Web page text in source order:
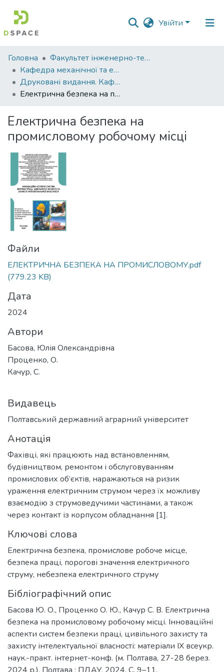
Увійти
Фонди
та
зібрання
Пошук за критеріями
Статистика
Головна
Факультет інженерно-технологічний
Кафедра механічної та електричної інженерії
Друковані видання. Кафедра механічної та електричної інженерії
Електрична безпека на промисловому робочому місці
Електрична безпека на
промисловому робочому місці
Файли
ЕЛЕКТРИЧНА БЕЗПЕКА НА ПРОМИСЛОВОМУ.pdf
(779.23 KB)
Дата
2024
Автори
Басова, Юлія Олександрівна
Проценко, О.
Качур, С.
Видавець
Полтавський державний аграрний університет
Анотація
Фахівці, які працюють над встановленням,
будівництвом, ремонтом і обслуговуванням
промислових об’єктів, наражаються на ризик
ураження електричним струмом через їх можливу
взаємодію з струмоведучими частинами, а також
через контакт із корпусом обладнання [1].
Ключові слова
Електрична безпека, промислове робоче місце,
безпека праці, порогові значення електричного
струму, небезпека електричного струму
Бібліографічний опис
Басова Ю. О., Проценко О. Ю., Качур С. В. Електрична
безпека на промисловому робочому місці. Інноваційні
аспекти систем безпеки праці, цивільного захисту та
захисту інтелектуальної власності: матеріали ІХ всеукр.
наук.-практ. інтернет-конф. (м. Полтава, 27-28 берез.